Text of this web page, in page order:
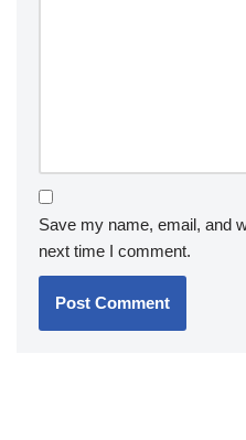
Save my name, email, and
next time I comment.